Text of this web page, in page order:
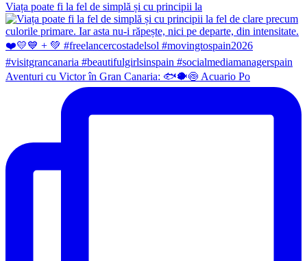
Viața poate fi la fel de simplă și cu principii la
Aventuri cu Victor în Gran Canaria: 🐟🐡🍥 Acuario Po